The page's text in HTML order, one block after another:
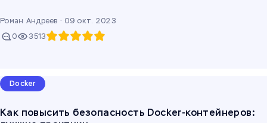
Роман Андреев · 09 окт. 2023
0
3513
Docker
Как повысить безопасность Docker-контейнеров: